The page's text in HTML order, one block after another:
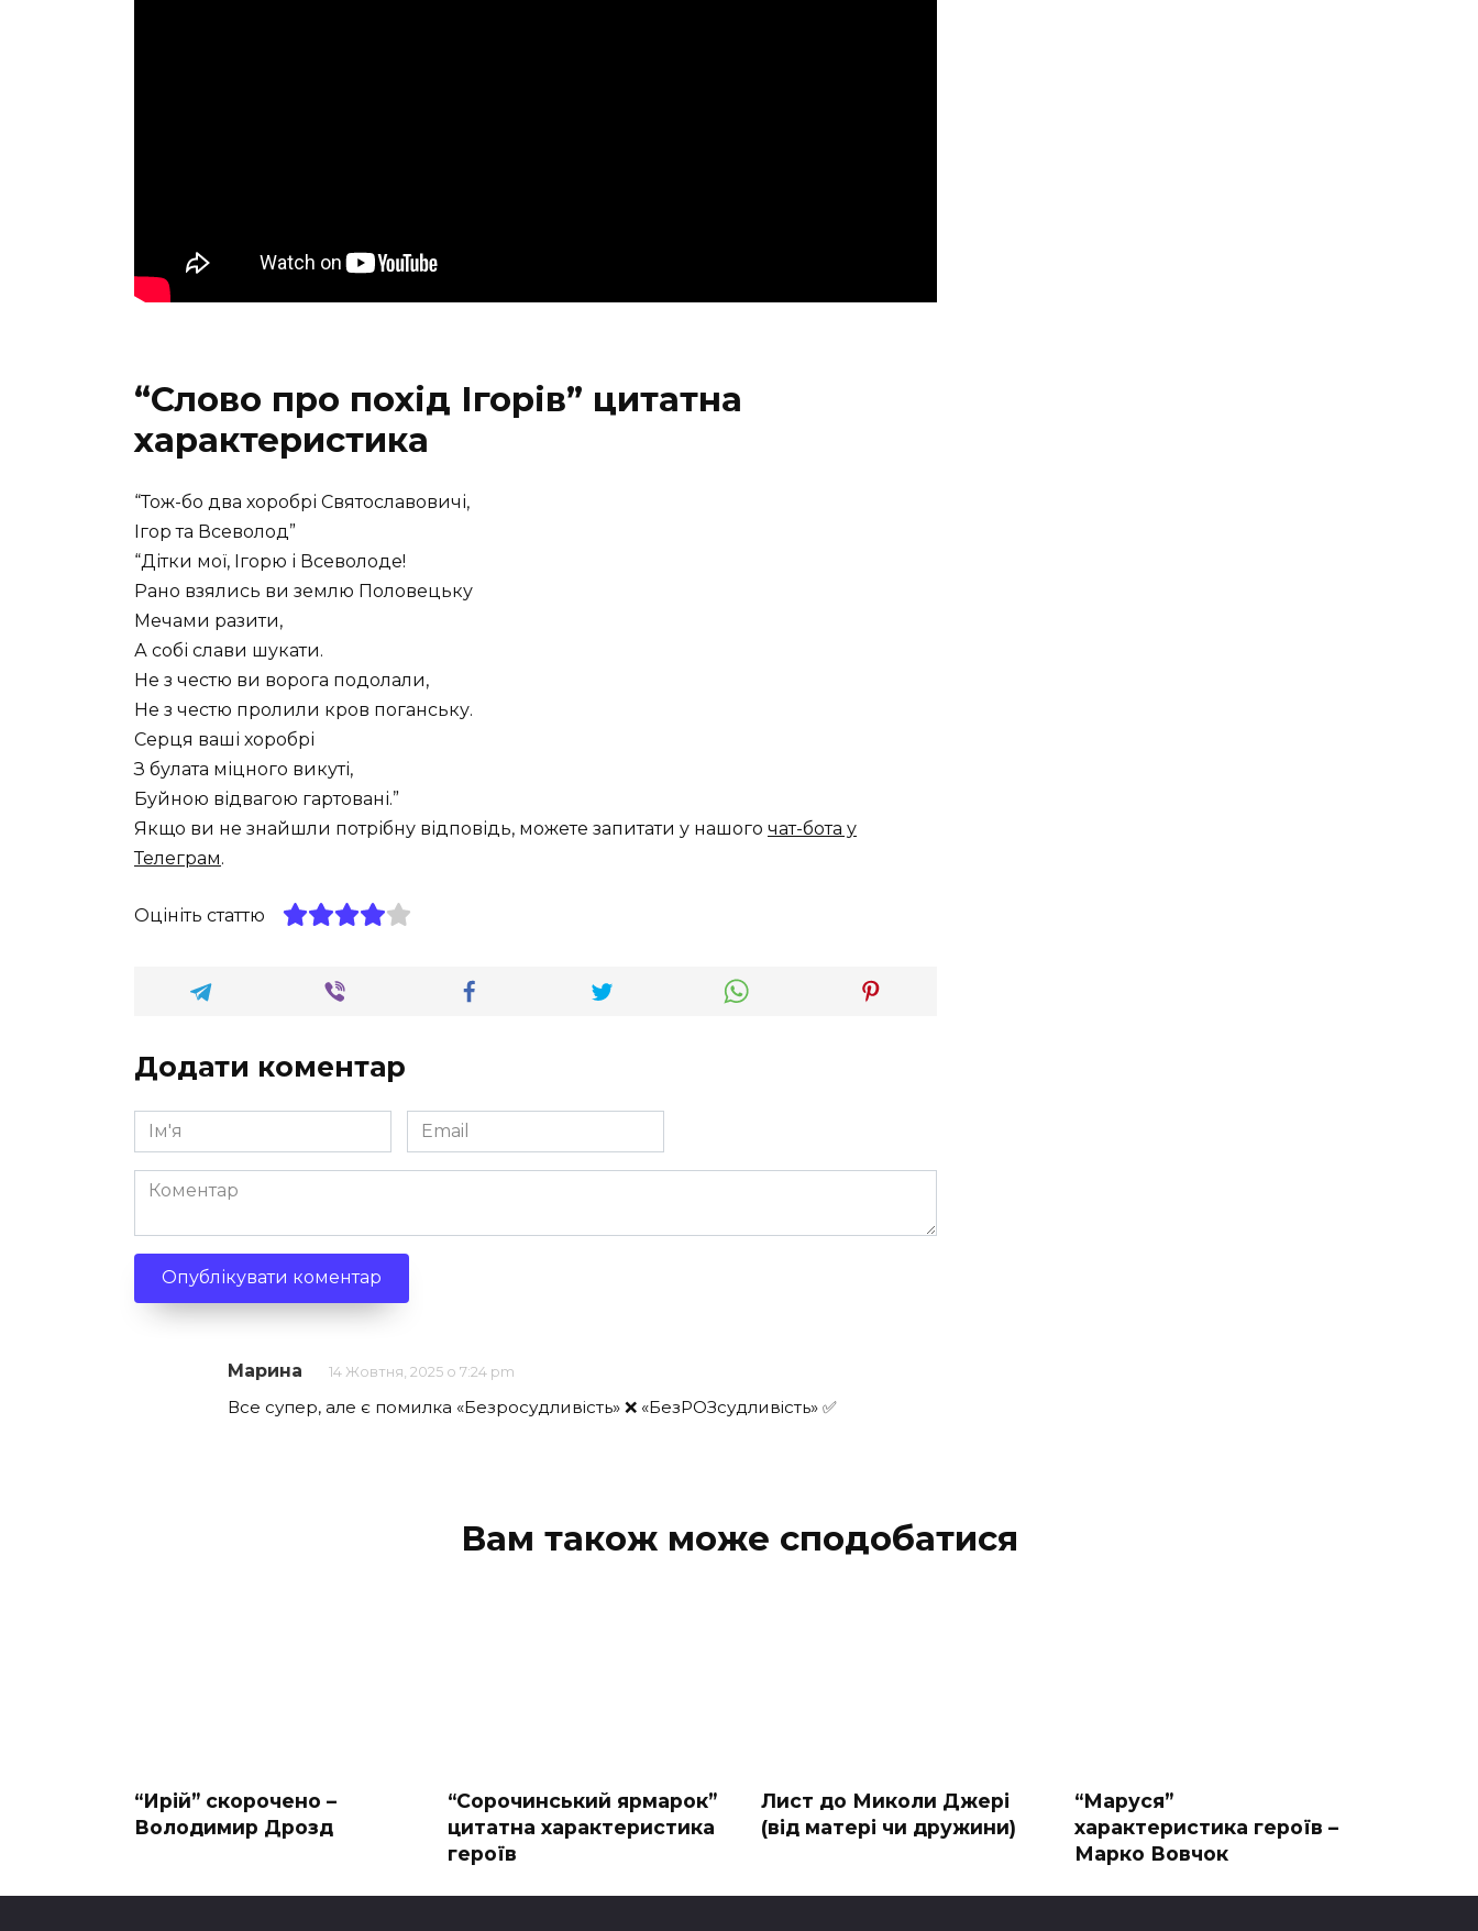
“Слово про похід Ігорів” цитатна
характеристика
“Тож-бо два хоробрі Святославовичі,
Ігор та Всеволод”
“Дітки мої, Ігорю і Всеволоде!
Рано взялись ви землю Половецьку
Мечами разити,
А собі слави шукати.
Не з честю ви ворога подолали,
Не з честю пролили кров поганську.
Серця ваші хоробрі
З булата міцного викуті,
Буйною відвагою гартовані.”
Якщо ви не знайшли потрібну відповідь, можете запитати у нашого чат-бота у
Телеграм.
Оцініть статтю
Додати коментар
Ім'я
*
Email
*
Коментар
Марина 14 Жовтня, 2025 о 7:24 pm
Все супер, але є помилка «Безросудливість» ❌ «БезРОЗсудливість» ✅
Вам також може сподобатися
“Ирій” скорочено –
Володимир Дрозд
“Сорочинський ярмарок”
цитатна характеристика
героїв
Лист до Миколи Джері
(від матері чи дружини)
“Маруся”
характеристика героїв –
Марко Вовчок